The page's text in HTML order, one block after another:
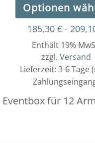
Optionen
185,30 €-
Enthält 19%
zzgl. Versand
Lieferzeit: 3-6 Tage
Eventbox für 12